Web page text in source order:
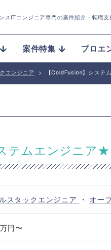
スITエンジニア専門の案件紹介 ・転職
案件特集 プロエ
エンジニア > 【ColdFusion】システ
テムエンジニア
スタックエンジニア ・ オー
円〜